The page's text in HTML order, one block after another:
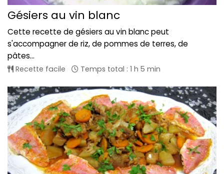
Gésiers au vin blanc
Cette recette de gésiers au vin blanc peut
s'accompagner de riz, de pommes de terres, de
pâtes...
Recette facile Temps total : 1 h 5 min